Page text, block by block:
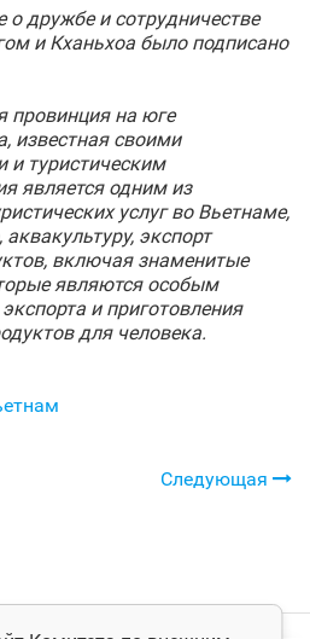
о дружбе и сотрудничестве
и Кханьхоа было подписано
провинция на юге
известная своими
туристическим
является одним из
услуг во Вьетнаме,
экспорт
включая знаменитые
являются особым
и приготовления
для человека.
Следующая